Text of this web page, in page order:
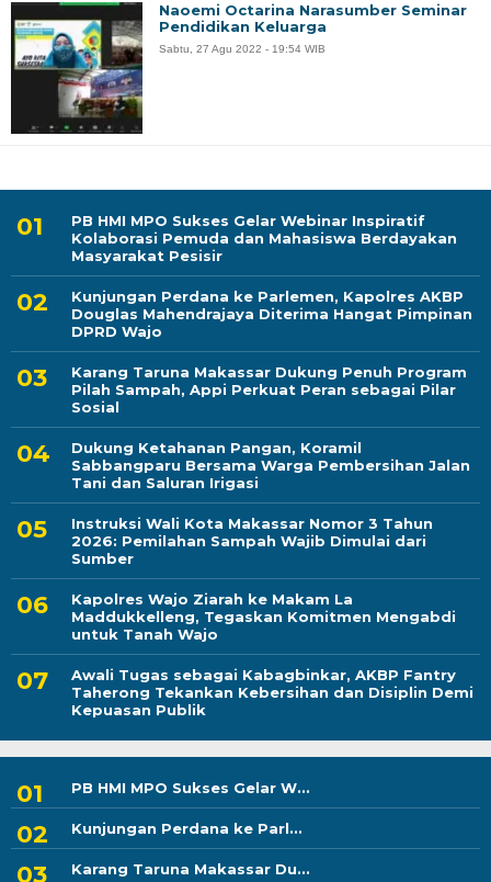
PB HMI MPO Sukses Gelar Webinar Inspiratif
Kolaborasi Pemuda dan Mahasiswa Berdayakan
Masyarakat Pesisir
Kunjungan Perdana ke Parlemen, Kapolres AKBP
Douglas Mahendrajaya Diterima Hangat Pimpinan
DPRD Wajo
Karang Taruna Makassar Dukung Penuh Program
Pilah Sampah, Appi Perkuat Peran sebagai Pilar
Sosial
Dukung Ketahanan Pangan, Koramil
Sabbangparu Bersama Warga Pembersihan Jalan
Tani dan Saluran Irigasi
Instruksi Wali Kota Makassar Nomor 3 Tahun
2026: Pemilahan Sampah Wajib Dimulai dari
Sumber
Kapolres Wajo Ziarah ke Makam La
Maddukkelleng, Tegaskan Komitmen Mengabdi
untuk Tanah Wajo
Awali Tugas sebagai Kabagbinkar, AKBP Fantry
Taherong Tekankan Kebersihan dan Disiplin Demi
Kepuasan Publik
PB HMI MPO Sukses Gelar W...
Kunjungan Perdana ke Parl...
Karang Taruna Makassar Du...
Naoemi Octarina Narasumber Seminar
Pendidikan Keluarga
Sabtu, 27 Agu 2022 - 19:54 WIB